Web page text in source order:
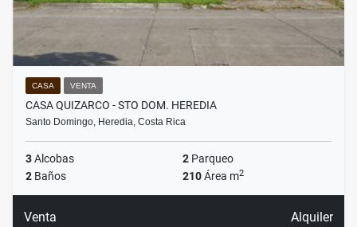
CASA VENTA
CASA QUIZARCO - STO DOM. HEREDIA
Santo Domingo, Heredia, Costa Rica
3Alcobas 2 Parqueo
2 Baños 210Área m2
Venta Alquiler